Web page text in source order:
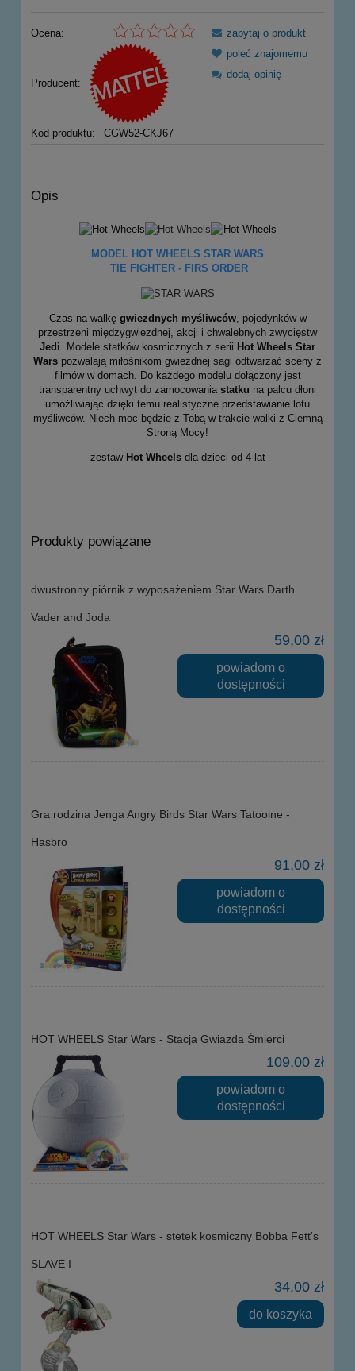
Ocena:
Producent:
Kod produktu: CGW52-CKJ67
zapytaj o produkt
poleć znajomemu
dodaj opinię
Opis
MODEL HOT WHEELS STAR WARS
TIE FIGHTER - FIRS ORDER
Czas na walkę gwiezdnych myśliwców, pojedynków w
przestrzeni międzygwiezdnej, akcji i chwalebnych zwycięstw
Jedi . Modele statków kosmicznych z serii Hot Wheels Star
Wars pozwalają miłośnikom gwiezdnej sagi odtwarzać sceny z
filmów w domach. Do każdego modelu dołączony jest
transparentny uchwyt do zamocowania statku na palcu dłoni
umożliwiając dzięki temu realistyczne przedstawianie lotu
myśliwców. Niech moc będzie z Tobą w trakcie walki z Ciemną
Stroną Mocy!
zestaw Hot Wheelsdla dzieci od 4 lat
Produkty powiązane
dwustronny piórnik z wyposażeniem Star Wars Darth
Vader and Joda
59,00 zł
powiadom o
dostępności
Gra rodzina Jenga Angry Birds Star Wars Tatooine -
Hasbro
91,00 zł
powiadom o
dostępności
HOT WHEELS Star Wars - Stacja Gwiazda Śmierci
109,00 zł
powiadom o
dostępności
HOT WHEELS Star Wars - stetek kosmiczny Bobba Fett's
SLAVE I
34,00 zł
do koszyka